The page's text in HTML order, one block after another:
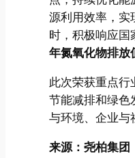
源利用效率，实
时，积极响应国
年氮氧化物排放
此次荣获重点行
节能减排和绿色
与环境、企业与
来源：尧柏集团